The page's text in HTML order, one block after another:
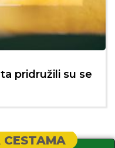
pridružili su se
CESTAMA